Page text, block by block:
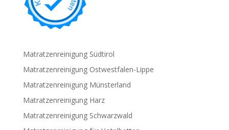
Matratzenreinigung Südtirol
Matratzenreinigung Ostwestfalen-Lippe
Matratzenreinigung Münsterland
Matratzenreinigung Harz
Matratzenreinigung Schwarzwald